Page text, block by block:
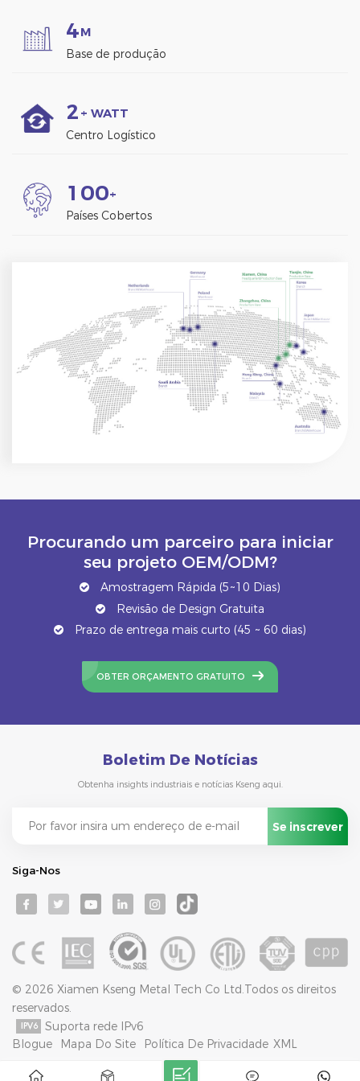
4M
Base de produção
2 + WATT
Centro Logístico
1 00+
Países Cobertos
Procurando um parceiro para iniciar
seu projeto OEM/ODM?
Amostragem Rápida (5~10 Dias)
Revisão de Design Gratuita
Prazo de entrega mais curto (45 ~ 60 dias)
OBTER ORÇAMENTO GRATUITO
Boletim De Notícias
Obtenha insights industriais e notícias Kseng aqui.
Siga-Nos
© 2026 Xiamen Kseng Metal Tech Co Ltd.Todos os direitos
reservados.
Suporta rede IPv6
Blogue
Mapa Do Site Política De Privacidade XML